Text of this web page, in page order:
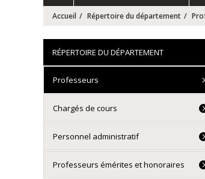
Accueil Répertoire du département
RÉPERTOIRE DU DÉPARTEMENT
Professeurs
Chargés de cours
Personnel administratif
Professeurs émérites et honoraires